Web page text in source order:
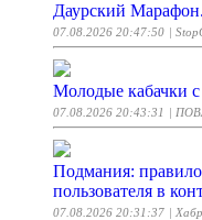
Даурский
07.08.2026 20:47:50 |
Молодые кабачки с
07.08.2026 20:43:31 |
Подмания:
пользователя в
07.08.2026 20:31:37 | Хабр